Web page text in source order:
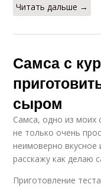
Читать дальше →
Самса с
сыром
Самса, одно из моих
не только очень
неимоверно
расскажу как делаю
Приготовление